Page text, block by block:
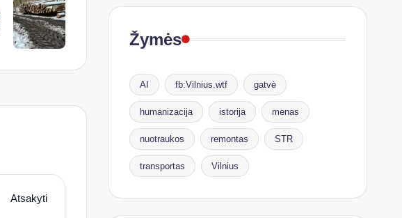
Atsakyti
Žymės
AI fb:Vilnius.wtf gatvė
humanizacija istorija menas
nuotraukos remontas STR
transportas Vilnius